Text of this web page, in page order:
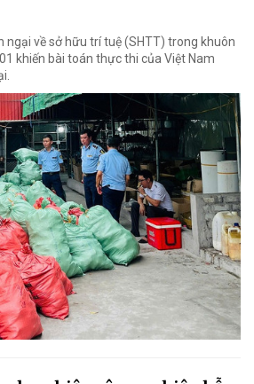
ngại về sở hữu trí tuệ (SHTT) trong khuôn
khiến bài toán thực thi của Việt Nam